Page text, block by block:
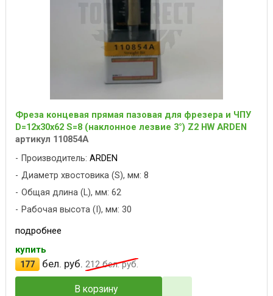
Фреза концевая прямая пазовая для фрезера и ЧПУ
D=12x30x62 S=8 (наклонное лезвие 3°) Z2 HW ARDEN
артикул 110854A
Производитель: ARDEN
Диаметр хвостовика (S), мм: 8
Общая длина (L), мм: 62
Рабочая высота (I), мм: 30
подробнее
купить
177
бел. руб. 212бел. руб.
В корзину